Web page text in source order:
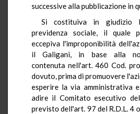
successive alla pubblicazione in
Si costituiva in giudizio
previdenza sociale, il quale
eccepiva l'improponibilità
il Galigani, in base alla
contenuta nell'art. 460 Cod.
dovuto, prima di promuovere
esperire la via amministrativa
adire il Comitato esecutivo
previsto dell'art. 97 del R.D.L. 4